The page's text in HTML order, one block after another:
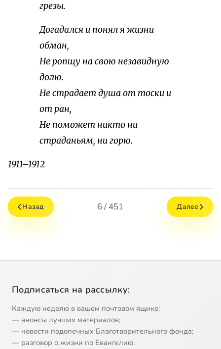
грезы.
Догадался и понял я жизни
обман,
Не ропщу на свою незавидную
долю.
Не страдает душа от тоски и
от ран,
Не поможет никто ни
страданьям, ни горю.
1911–1912
Назад 6 / 451 Далее
Подписаться на рассылку:
Каждую неделю в вашем почтовом ящике:
— анонсы лучших материалов;
— новости подопечных Благотворительного фонда;
— разговор о жизни по Евангелию.